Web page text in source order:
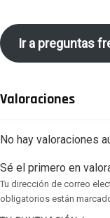
Ir a preguntas
Valoraciones
No hay valoraciones
Sé el primero en
Tu dirección de correo
obligatorios están